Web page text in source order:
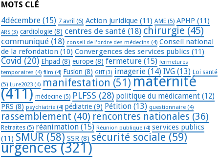
MOTS CLÉ
4décembre (15) 7 avril (6) Action juridique (11) AME (5) APHP (11)
ARS (3) cardiologie (8) centres de santé (18) chirurgie (45)
communiqué (18) conseil de l'ordre des médecins (4) Conseil national
de la refondation (10) Convergences des services publics (11)
Covid (20) Ehpad (8) europe (8) fermeture (15) fermetures
temporaires (4) film (4) Fusion (8) GHT(3) imagerie (14) IVG (13) Loi santé
(5) Lure2023 (4) manifestation (51) maternité
(411) médecine (5) PLFSS (28) politique du médicament (12)
PRS (8) psychiatrie (4) pédiatrie (9) Pétition (13) questionnaire (4)
rassemblement (40) rencontres nationales (36)
Retraites (5) réanimation (15) Réunion publique (4) services publics
(11) SMUR (58) SSR (8) sécurité sociale (59)
urgences(321)